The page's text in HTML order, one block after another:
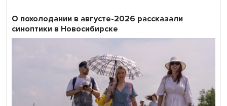
О похолодании в августе-2026 рассказали
синоптики в Новосибирске